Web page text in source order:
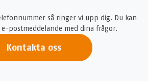
så ringer vi upp dig. Du kan
e-postmeddelande med dina frågor.
Kontakta oss